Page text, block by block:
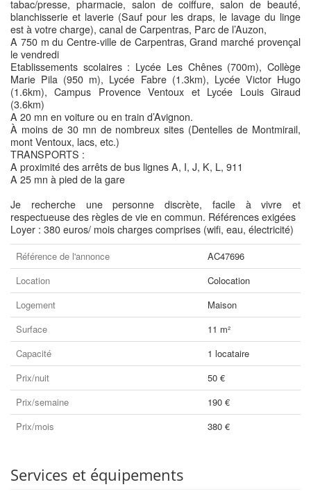
tabac/presse, pharmacie, salon de coiffure, salon de beauté,
blanchisserie et laverie (Sauf pour les draps, le lavage du linge
est à votre charge), canal de Carpentras, Parc de l’Auzon,
A 750 m du Centre-ville de Carpentras, Grand marché provençal
le vendredi
Etablissements scolaires : Lycée Les Chênes (700m), Collège
Marie Pila (950 m), Lycée Fabre (1.3km), Lycée Victor Hugo
(1.6km), Campus Provence Ventoux et Lycée Louis Giraud
(3.6km)
A 20 mn en voiture ou en train d’Avignon.
À moins de 30 mn de nombreux sites (Dentelles de Montmirail,
mont Ventoux, lacs, etc.)
TRANSPORTS :
A proximité des arrêts de bus lignes A, I, J, K, L, 911
A 25 mn à pied de la gare
Je recherche une personne discrète, facile à vivre et
respectueuse des règles de vie en commun. Références exigées
Loyer : 380 euros/ mois charges comprises (wifi, eau, électricité)
Référence de l'annonce
AC47696
Location
Colocation
Logement
Maison
Surface
11 m²
Capacité
1 locataire
Prix/nuit
50 €
Prix/semaine
190 €
Prix/mois
380 €
Services et équipements